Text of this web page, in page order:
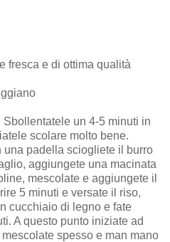
fresca e di ottima qualità
un 4-5 minuti in
scolare molto bene.
una padella sciogliete il burro
aggiungete una macinata
mescolate e aggiungete il
5 minuti e versate il riso,
cucchiaio di legno e fate
A questo punto iniziate ad
spesso e man mano